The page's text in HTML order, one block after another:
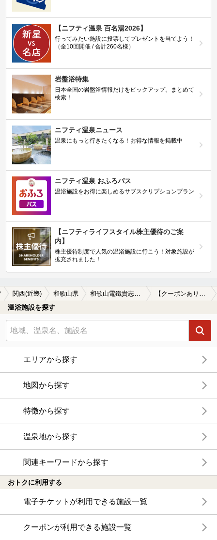
【ニフティ温泉 百名湯2026】
行ってみたい施設に投票してプレゼントを当てよう！
（全10回開催 / 合計260名様）
岩盤浴特集
日本全国の岩盤浴情報だけをピックアップ。まとめて
検索！
ニフティ温泉ニュース
温泉にもっと行きたくなる！お得な情報を掲載中
ニフティ温泉 おふろパス
温浴施設をお得に楽しめるサブスクリプションプラン
【ニフティライフスタイル株主優待のご案
内】
株主優待制度で人気の温浴施設に行こう！対象施設が
拡充されました！
関西(近畿) 和歌山県 和歌山電鐵貴志川線 【クーポンあり】露天風呂が楽しめる和歌山電鐵貴志川線周辺の温泉、日帰り温泉、スーパー銭湯を探す
温浴施設を探す
エリアから探す
地図から探す
特徴から探す
温泉地から探す
関連キーワードから探す
おトクに利用する
電子チケットが利用できる施設一覧
クーポンが利用できる施設一覧